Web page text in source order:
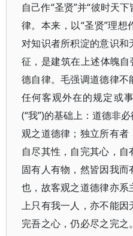
自己作“圣贤”并“彼时天
律。本来，以“圣贤”理
对知识者所积淀的意识
征，是建筑在上述体魄自
德自律。毛强调道德律
任何客观外在的规定或
(“我”)的基础上：道德非
观之道德律；独立所有
自尽其性，自完其心，
固有人有物，然皆因我
也，故客观之道德律亦
上只有我一人，亦不能因
完吾之心，仍必尽之完